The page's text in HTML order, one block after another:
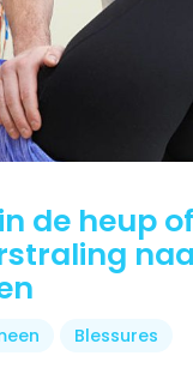
de heup
Blessures